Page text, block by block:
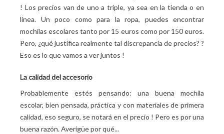
! Los precios van de uno a triple, ya sea en la tienda o en
línea. Un poco como para la ropa, puedes encontrar
mochilas escolares tanto por 15 euros como por 150 euros.
Pero, ¿qué justifica realmente tal discrepancia de precios? ?
Eso es lo que vamos a ver juntos !
La calidad del accesorio
Probablemente estés pensando: una buena mochila
escolar, bien pensada, práctica y con materiales de primera
calidad, eso seguro, se notará en el precio ! Pero es por una
buena razón. Averigüe por qué...